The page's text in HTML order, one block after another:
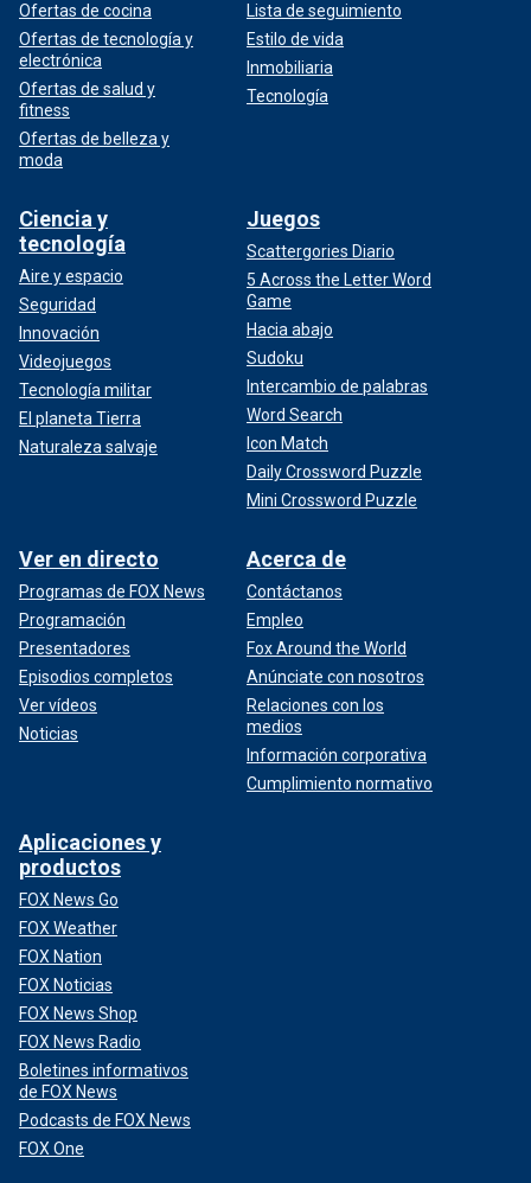
Ofertas de cocina
Ofertas de tecnología y
electrónica
Ofertas de salud y
fitness
Ofertas de belleza y
moda
Lista de seguimiento
Estilo de vida
Inmobiliaria
Tecnología
Ciencia y
tecnología
Aire y espacio
Seguridad
Innovación
Videojuegos
Tecnología militar
El planeta Tierra
Naturaleza salvaje
Juegos
Scattergories Diario
5 Across the Letter Word
Game
Hacia abajo
Sudoku
Intercambio de palabras
Word Search
Icon Match
Daily Crossword Puzzle
Mini Crossword Puzzle
Ver en directo
Programas de FOX News
Programación
Presentadores
Episodios completos
Ver vídeos
Noticias
Acerca de
Contáctanos
Empleo
Fox Around the World
Anúnciate con nosotros
Relaciones con los
medios
Información corporativa
Cumplimiento normativo
Aplicaciones y
productos
FOX News Go
FOX Weather
FOX Nation
FOX Noticias
FOX News Shop
FOX News Radio
Boletines informativos
de FOX News
Podcasts de FOX News
FOX One